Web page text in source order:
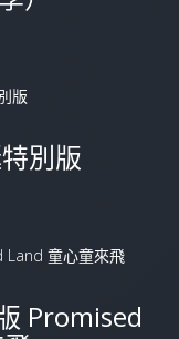
別版
Promised